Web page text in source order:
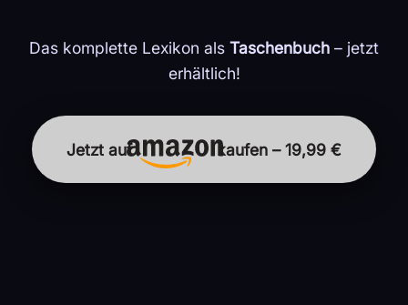
Das komplette Lexikon als Taschenbuch – jetzt
erhältlich!
Jetzt auf kaufen – 19,99 €